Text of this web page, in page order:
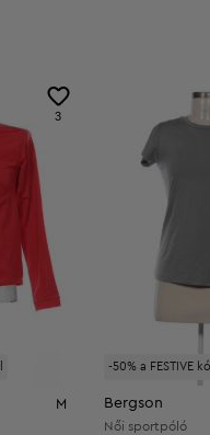
3
M
-50% a FESTIVE
Bergson
Női sportpóló